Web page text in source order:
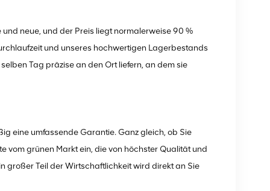
neue, und der Preis liegt normalerweise 90 %
und unseres hochwertigen Lagerbestands
Tag präzise an den Ort liefern, an dem sie
eine umfassende Garantie. Ganz gleich, ob Sie
vom grünen Markt ein, die von höchster Qualität und
großer Teil der Wirtschaftlichkeit wird direkt an Sie